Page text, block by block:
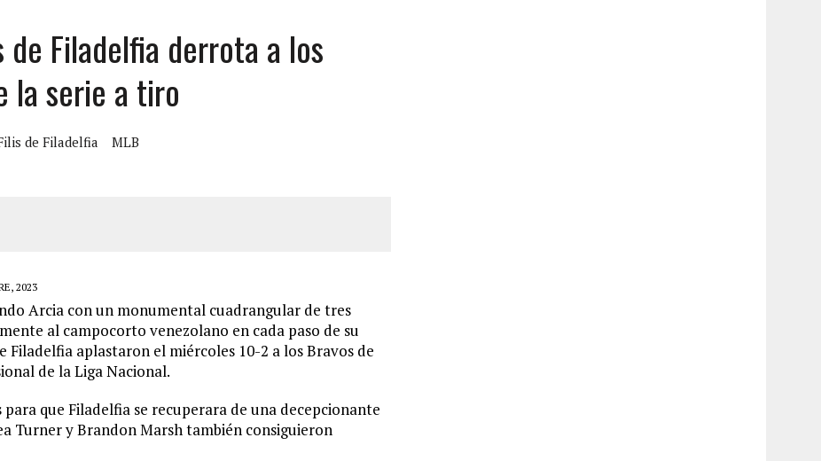
Y MURIÓ A MANOS DE VARIOS DE ELLOS EN MATURÍN
CENTRO DE CARACAS CON MÁS DE 20 PERSONAS ADENTRO
A SUS HIJOS, UNO PERDIÓ LA VIDA
HALLARON EL CUERPO DENTRO DE SU CASA
DE UNA ADOLESCENTE VENEZOLANA EN REUNIÓN CON AMIGOS
Filadelfia derrota a los
la serie a tiro
de Filadelfia MLB
2023
Arcia con un monumental cuadrangular de tres
al campocorto venezolano en cada paso de su
Filadelfia aplastaron el miércoles 10-2 a los Bravos de
de la Liga Nacional.
que Filadelfia se recuperara de una decepcionante
Turner y Brandon Marsh también consiguieron